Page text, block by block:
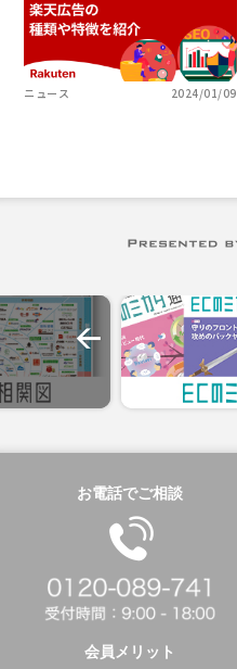
ニュース 2024/01/09
お電話でご相談
会員メリット